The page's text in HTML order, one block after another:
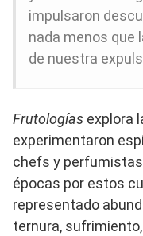
impulsaron
nada menos que
de nuestra
Frutologías explora
experimentaron
chefs y
épocas por estos
representado
ternura,